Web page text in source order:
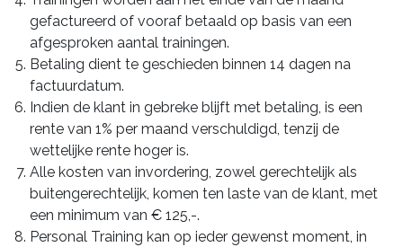
gefactureerd of vooraf betaald op basis van een
afgesproken aantal trainingen.
Betaling dient te geschieden binnen 14 dagen na
factuurdatum.
Indien de klant in gebreke blijft met betaling, is een
rente van 1% per maand verschuldigd, tenzij de
wettelijke rente hoger is.
Alle kosten van invordering, zowel gerechtelijk als
buitengerechtelijk, komen ten laste van de klant, met
een minimum van € 125,-.
Personal Training kan op ieder gewenst moment, in